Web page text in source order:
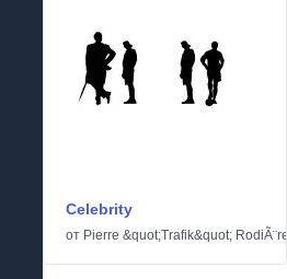
Celebrity
от Pierre &quot;Trafik&quot;